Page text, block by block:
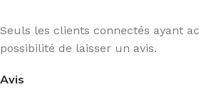
Avis
Seuls les clients connectés ayant
possibilité de laisser un avis.